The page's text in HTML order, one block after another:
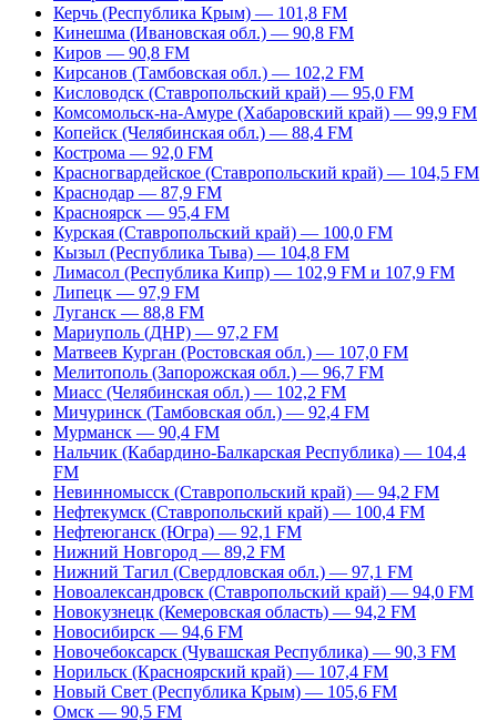
Керчь (Республика Крым) — 101,8 FM
Кинешма (Ивановская обл.) — 90,8 FM
Киров — 90,8 FM
Кирсанов (Тамбовская обл.) — 102,2 FM
Кисловодск (Ставропольский край) — 95,0 FM
Комсомольск-на-Амуре (Хабаровский край) — 99,9 FM
Копейск (Челябинская обл.) — 88,4 FM
Кострома — 92,0 FM
Красногвардейское (Ставропольский край) — 104,5 FM
Краснодар — 87,9 FM
Красноярск — 95,4 FM
Курская (Ставропольский край) — 100,0 FM
Кызыл (Республика Тыва) — 104,8 FM
Лимасол (Республика Кипр) — 102,9 FM и 107,9 FM
Липецк — 97,9 FM
Луганск — 88,8 FM
Мариуполь (ДНР) — 97,2 FM
Матвеев Курган (Ростовская обл.) — 107,0 FM
Мелитополь (Запорожская обл.) — 96,7 FM
Миасс (Челябинская обл.) — 102,2 FM
Мичуринск (Тамбовская обл.) — 92,4 FM
Мурманск — 90,4 FM
Нальчик (Кабардино-Балкарская Республика) — 104,4
FM
Невинномысск (Ставропольский край) — 94,2 FM
Нефтекумск (Ставропольский край) — 100,4 FM
Нефтеюганск (Югра) — 92,1 FM
Нижний Новгород — 89,2 FM
Нижний Тагил (Свердловская обл.) — 97,1 FM
Новоалександровск (Ставропольский край) — 94,0 FM
Новокузнецк (Кемеровская область) — 94,2 FM
Новосибирск — 94,6 FM
Новочебоксарск (Чувашская Республика) — 90,3 FM
Норильск (Красноярский край) — 107,4 FM
Новый Свет (Республика Крым) — 105,6 FM
Омск — 90,5 FM